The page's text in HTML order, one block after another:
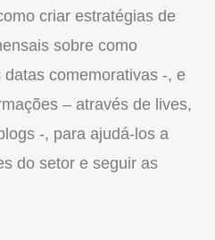
criar estratégias de
sobre como
comemorativas -, e
– através de lives,
-, para ajudá-los a
do setor e seguir as